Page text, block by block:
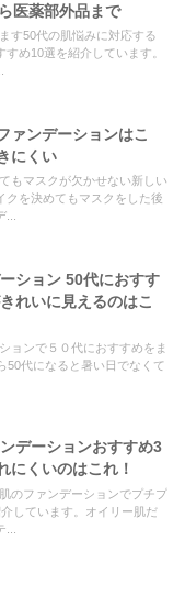
医薬部外品まで
す50代の肌悩みに対応する
め10選を紹介しています。
ァンデーションはこ
にくい
もマスクが欠かせない新しい
クを決めてもマスクをした後
ション 50代におすす
れいに見えるのはこ
ョンで５０代におすすめをま
50代になると暑い日でなくて
デーションおすすめ3
にくいのはこれ！
のファンデーションでプチプ
しています。オイリー肌だ